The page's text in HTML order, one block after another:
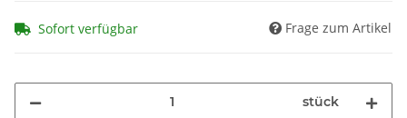
Sofort verfügbar Frage zum Artikel
stück